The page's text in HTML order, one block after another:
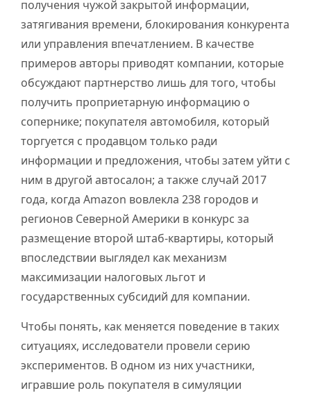
получения чужой закрытой информации,
затягивания времени, блокирования конкурента
или управления впечатлением. В качестве
примеров авторы приводят компании, которые
обсуждают партнерство лишь для того, чтобы
получить проприетарную информацию о
сопернике; покупателя автомобиля, который
торгуется с продавцом только ради
информации и предложения, чтобы затем уйти с
ним в другой автосалон; а также случай 2017
года, когда Amazon вовлекла 238 городов и
регионов Северной Америки в конкурс за
размещение второй штаб-квартиры, который
впоследствии выглядел как механизм
максимизации налоговых льгот и
государственных субсидий для компании.
Чтобы понять, как меняется поведение в таких
ситуациях, исследователи провели серию
экспериментов. В одном из них участники,
игравшие роль покупателя в симуляции